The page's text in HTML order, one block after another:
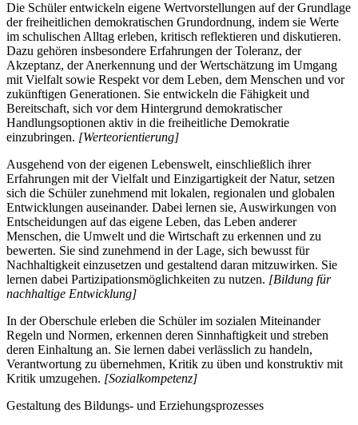
Die Schüler entwickeln eigene Wertvorstellungen auf der Grundlage
der freiheitlichen demokratischen Grundordnung, indem sie Werte
im schulischen Alltag erleben, kritisch reflektieren und diskutieren.
Dazu gehören insbesondere Erfahrungen der Toleranz, der
Akzeptanz, der Anerkennung und der Wertschätzung im Umgang
mit Vielfalt sowie Respekt vor dem Leben, dem Menschen und vor
zukünftigen Generationen. Sie entwickeln die Fähigkeit und
Bereitschaft, sich vor dem Hintergrund demokratischer
Handlungsoptionen aktiv in die freiheitliche Demokratie
einzubringen. [Werteorientierung]
Ausgehend von der eigenen Lebenswelt, einschließlich ihrer
Erfahrungen mit der Vielfalt und Einzigartigkeit der Natur, setzen
sich die Schüler zunehmend mit lokalen, regionalen und globalen
Entwicklungen auseinander. Dabei lernen sie, Auswirkungen von
Entscheidungen auf das eigene Leben, das Leben anderer
Menschen, die Umwelt und die Wirtschaft zu erkennen und zu
bewerten. Sie sind zunehmend in der Lage, sich bewusst für
Nachhaltigkeit einzusetzen und gestaltend daran mitzuwirken. Sie
lernen dabei Partizipationsmöglichkeiten zu nutzen. [Bildung für
nachhaltige Entwicklung]
In der Oberschule erleben die Schüler im sozialen Miteinander
Regeln und Normen, erkennen deren Sinnhaftigkeit und streben
deren Einhaltung an. Sie lernen dabei verlässlich zu handeln,
Verantwortung zu übernehmen, Kritik zu üben und konstruktiv mit
Kritik umzugehen. [Sozialkompetenz]
Gestaltung des Bildungs- und Erziehungsprozesses